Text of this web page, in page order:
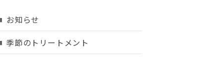
お知らせ
季節のトリートメント